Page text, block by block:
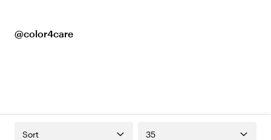
@color4care
Sort 35